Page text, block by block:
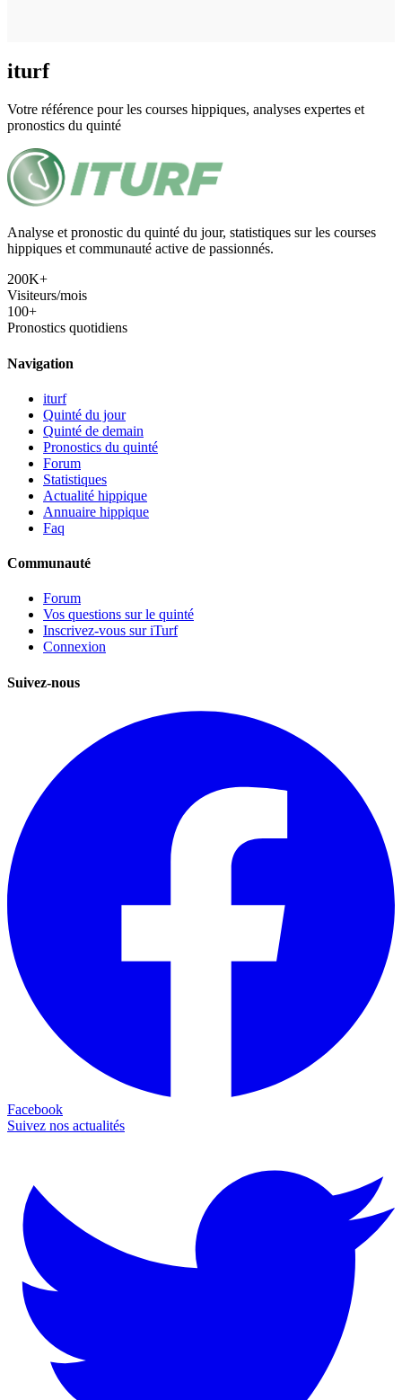
iturf
Votre référence pour les courses hippiques, analyses expertes et
pronostics du quinté
Analyse et pronostic du quinté du jour, statistiques sur les courses
hippiques et communauté active de passionnés.
200K+
Visiteurs/mois
100+
Pronostics quotidiens
Navigation
iturf
Quinté du jour
Quinté de demain
Pronostics du quinté
Forum
Statistiques
Actualité hippique
Annuaire hippique
Faq
Communauté
Forum
Vos questions sur le quinté
Inscrivez-vous sur iTurf
Connexion
Suivez-nous
Facebook
Suivez nos actualités